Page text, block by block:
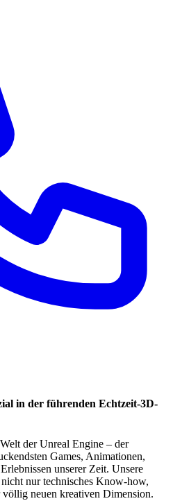
in der führenden Echtzeit-3D-
der Unreal Engine – der
Games, Animationen,
unserer Zeit. Unsere
nur technisches Know-how,
neuen kreativen Dimension.